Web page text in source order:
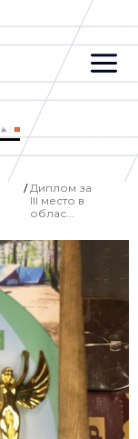
/Диплом за
III место в
облас...